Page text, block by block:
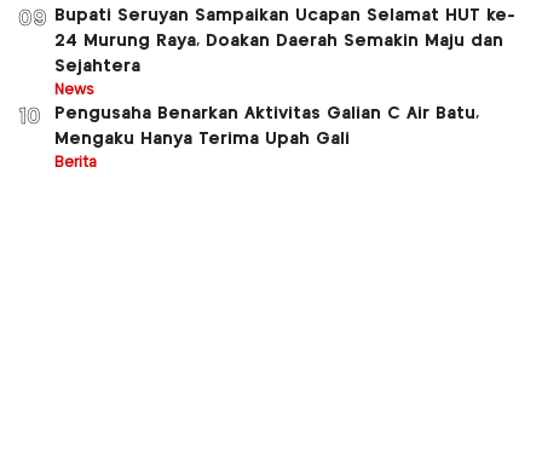
09
Bupati Seruyan Sampaikan Ucapan Selamat HUT ke-
24 Murung Raya, Doakan Daerah Semakin Maju dan
Sejahtera
News
10
Pengusaha Benarkan Aktivitas Galian C Air Batu,
Mengaku Hanya Terima Upah Gali
Berita